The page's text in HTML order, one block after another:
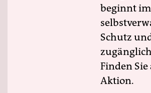
beginnt
Schutz
Finden
Aktion.